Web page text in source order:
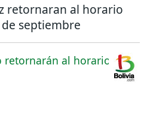
retornaran al horario
septiembre